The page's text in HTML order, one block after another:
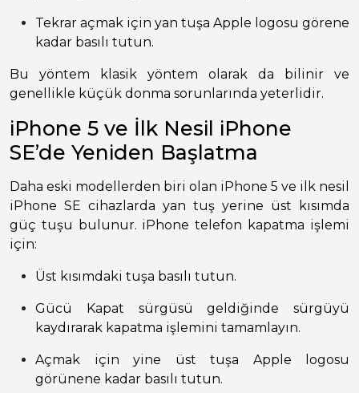
Tekrar açmak için yan tuşa Apple logosu görene
kadar basılı tutun.
Bu yöntem klasik yöntem olarak da bilinir ve
genellikle küçük donma sorunlarında yeterlidir.
iPhone 5 ve İlk Nesil iPhone
SE’de Yeniden Başlatma
Daha eski modellerden biri olan iPhone 5 ve ilk nesil
iPhone SE cihazlarda yan tuş yerine üst kısımda
güç tuşu bulunur. iPhone telefon kapatma işlemi
için:
Üst kısımdaki tuşa basılı tutun.
Gücü Kapat sürgüsü geldiğinde sürgüyü
kaydırarak kapatma işlemini tamamlayın.
Açmak için yine üst tuşa Apple logosu
görünene kadar basılı tutun.